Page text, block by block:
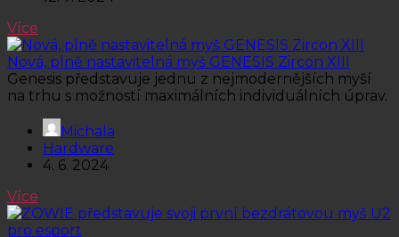
Více
Nová, plně nastavitelná myš GENESIS Zircon XIII
Genesis představuje jednu z nejmodernějších myší
na trhu s možností maximálních individuálních úprav.
Michala
Hardware
4. 6. 2024
Více